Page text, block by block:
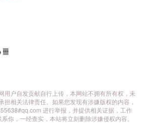
用户自发贡献自行上传，本网站不拥有所有权，未
担相关法律责任。如果您发现有涉嫌版权的内容，
进行举报，并提供相关证据，工作
你，一经查实，本站将立刻删除涉嫌侵权内容。